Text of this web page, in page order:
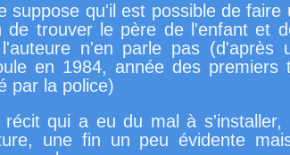
suppose qu'il est possible de faire
de trouver le père de l'enfant et
n'en parle pas (d'après
en 1984, année des premiers
par la police)
qui a eu du mal à s'installer,
une fin un peu évidente